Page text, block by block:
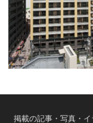
掲載の記事・写真・